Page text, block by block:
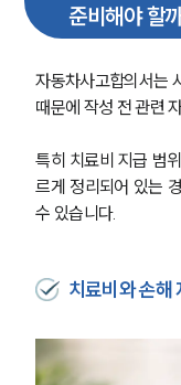
준비해야 할
자동차사고합의서는
때문에 작성 전 관련
특히 치료비 지급 범
르게 정리되어 있는
수 있습니다.
치료비와 손해